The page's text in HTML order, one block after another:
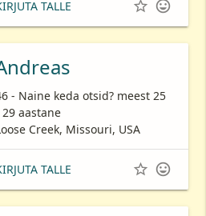
TALLE  
- Naine keda otsid? meest 25
aastane
Creek, Missouri, USA
TALLE  